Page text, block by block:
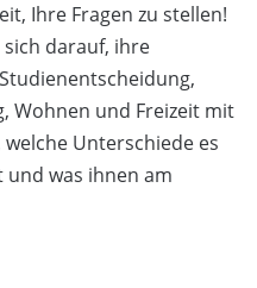
Ihre Fragen zu stellen!
darauf, ihre
Wohnen und Freizeit mit
Unterschiede es
und was ihnen am